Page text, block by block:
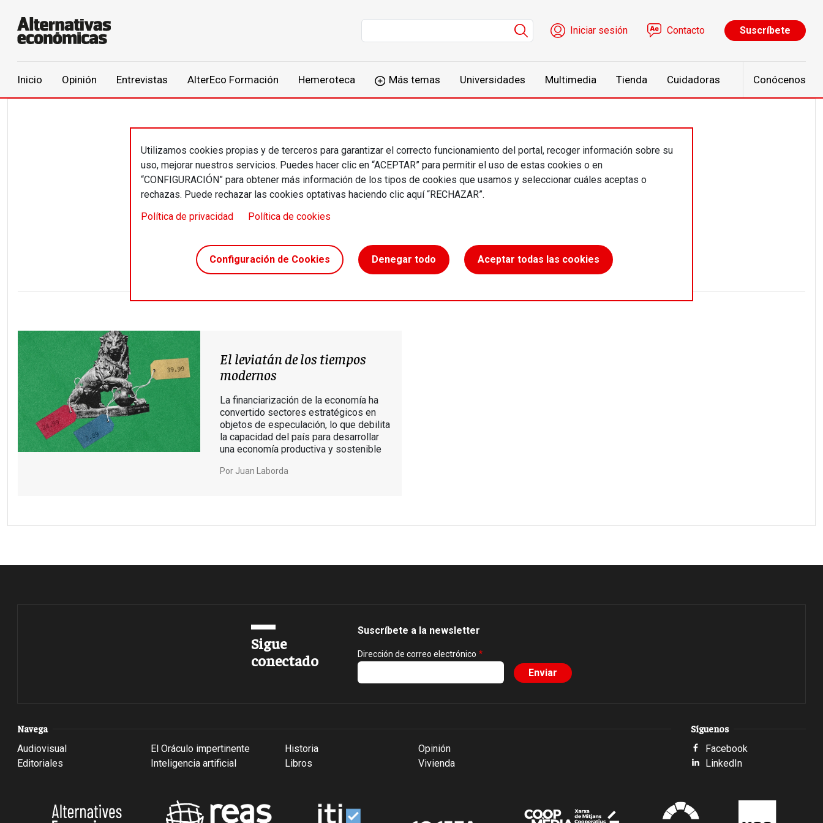
Menú de cuenta de usuario
Iniciar sesión Contacto Suscríbete
Inicio Opinión Entrevistas AlterEco Formación Hemeroteca Más temas Universidades Multimedia Tienda Cuidadoras Conócenos
Utilizamos cookies propias y de terceros para garantizar el correcto funcionamiento del portal, recoger información sobre su
uso, mejorar nuestros servicios. Puedes hacer clic en “ACEPTAR” para permitir el uso de estas cookies o en
“CONFIGURACIÓN” para obtener más información de los tipos de cookies que usamos y seleccionar cuáles aceptas o
rechazas. Puede rechazar las cookies optativas haciendo clic aquí “RECHAZAR”.
Política de privacidad
Política de cookies
Configuración de Cookies Denegar todo Aceptar todas las cookies
Juan Laborda
Cargo profesional
Madrid (UPM)
El leviatán de los tiempos
modernos
La financiarización de la economía ha
convertido sectores estratégicos en
objetos de especulación, lo que debilita
la capacidad del país para desarrollar
una economía productiva y sostenible
Por Juan Laborda
Sigue
conectado
Suscríbete a la newsletter
Dirección de correo electrónico
Navega
Audiovisual
Editoriales
El Oráculo impertinente
Inteligencia artificial
Historia
Libros
Opinión
Vivienda
Síguenos
Facebook
LinkedIn